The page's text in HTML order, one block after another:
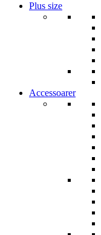
Plus size
Accessoarer